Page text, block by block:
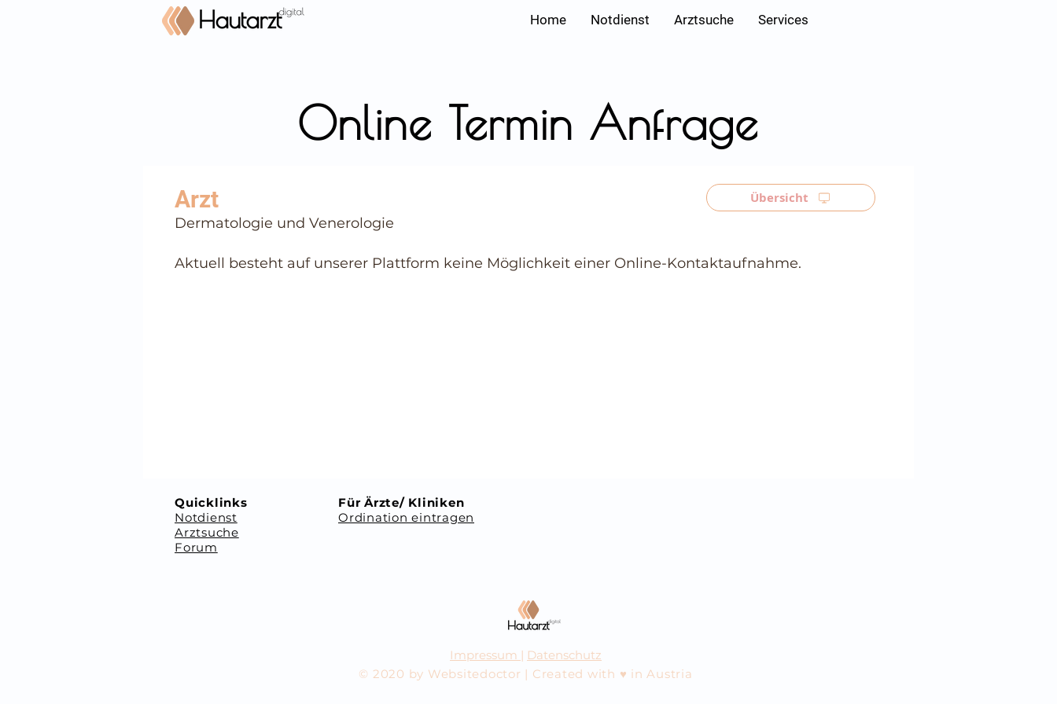
Home Notdienst Arztsuche Services
Übersicht
Dermatologie und Venerologie
⠀
Online Termin Anfrage
Aktuell besteht auf unserer Plattform keine Möglichkeit einer Online-Kontaktaufnahme.
Quicklinks
Notdienst
Arztsuche
Forum
Für Ärzte/ Kliniken
Ordination eintragen
Impressum | Datenschutz
© 2020 by Websitedoctor | Created with ♥ in Austria